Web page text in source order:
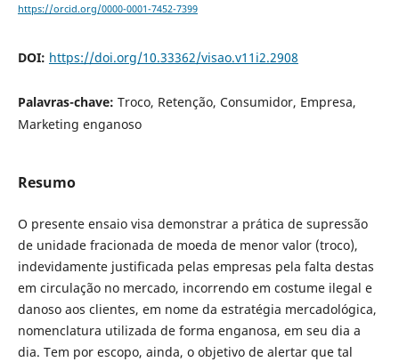
https://orcid.org/0000-0001-7452-7399
DOI: https://doi.org/10.33362/visao.v11i2.2908
Palavras-chave: Troco, Retenção, Consumidor, Empresa,
Marketing enganoso
Resumo
O presente ensaio visa demonstrar a prática de supressão
de unidade fracionada de moeda de menor valor (troco),
indevidamente justificada pelas empresas pela falta destas
em circulação no mercado, incorrendo em costume ilegal e
danoso aos clientes, em nome da estratégia mercadológica,
nomenclatura utilizada de forma enganosa, em seu dia a
dia. Tem por escopo, ainda, o objetivo de alertar que tal